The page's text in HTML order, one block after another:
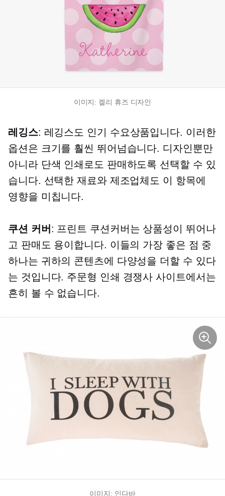
이미지: 켈리 휴즈 디자인
레깅스: 레깅스도 인기 수요상품입니다. 이러한
옵션은 크기를 훨씬 뛰어넘습니다. 디자인뿐만
아니라 단색 인쇄로도 판매하도록 선택할 수 있
습니다. 선택한 재료와 제조업체도 이 항목에
영향을 미칩니다.
쿠션 커버 : 프린트 쿠션커버는 상품성이 뛰어나
고 판매도 용이합니다. 이들의 가장 좋은 점 중
하나는 귀하의 콘텐츠에 다양성을 더할 수 있다
는 것입니다. 주문형 인쇄 경쟁사 사이트에서는
흔히 볼 수 없습니다.
이미지: 인다바